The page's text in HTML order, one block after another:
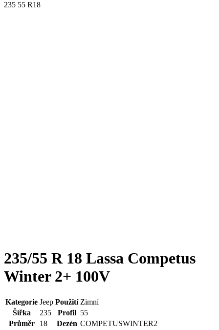
235 55 R18
235/55 R 18 Lassa Competus
Winter 2+ 100V
Kategorie Jeep Použití Zimní
Šířka
235 Profil 55
Průměr
18 Dezén COMPETUSWINTER2